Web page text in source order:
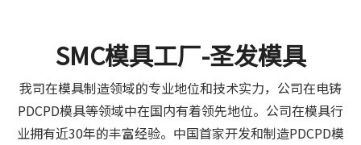
SMC模具工厂-圣发模具
我司在模具制造领域的专业地位和技术实力，公司在电铸
PDCPD模具等领域中在国内有着领先地位。公司在模具行
业拥有近30年的丰富经验。中国首家开发和制造PDCPD模